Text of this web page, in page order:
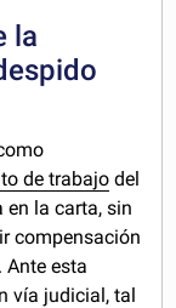
la
de trabajo del
la carta, sin
compensación
esta
vía judicial, tal